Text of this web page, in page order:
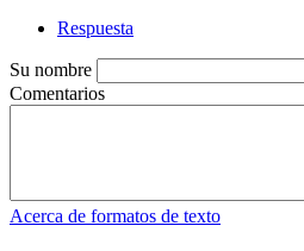
Respuesta
Su nombre
Comentarios
Acerca de formatos de texto